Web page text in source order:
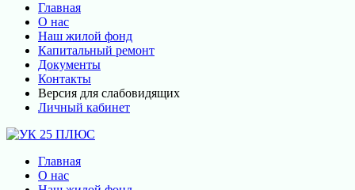
Главная
О нас
Наш жилой фонд
Капитальный ремонт
Документы
Контакты
Версия для слабовидящих
Личный кабинет
Главная
О нас